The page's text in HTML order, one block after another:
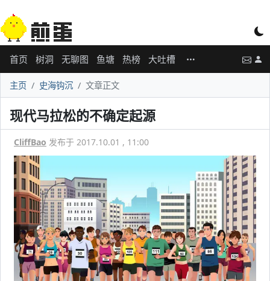
首页 树洞 无聊图 鱼塘 热榜 大吐槽
主页 史海钩沉 文章正文
现代马拉松的不确定起源
CliffBao 发布于 2017.10.01 , 11:00